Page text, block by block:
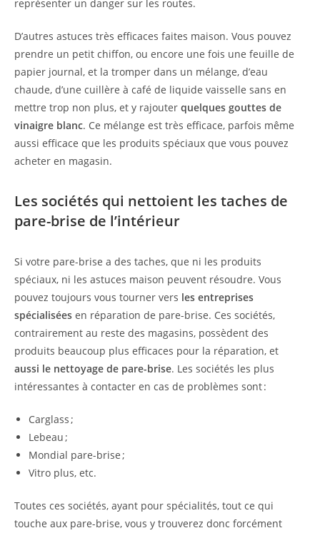
représenter un danger sur les routes.
D’autres astuces très efficaces faites maison. Vous pouvez
prendre un petit chiffon, ou encore une fois une feuille de
papier journal, et la tromper dans un mélange, d’eau
chaude, d’une cuillère à café de liquide vaisselle sans en
mettre trop non plus, et y rajouter quelques gouttes de
vinaigre blanc. Ce mélange est très efficace, parfois même
aussi efficace que les produits spéciaux que vous pouvez
acheter en magasin.
Les sociétés qui nettoient les taches de
pare-brise de l’intérieur
Si votre pare-brise a des taches, que ni les produits
spéciaux, ni les astuces maison peuvent résoudre. Vous
pouvez toujours vous tourner vers les entreprises
spécialisées en réparation de pare-brise. Ces sociétés,
contrairement au reste des magasins, possèdent des
produits beaucoup plus efficaces pour la réparation, et
aussi le nettoyage de pare-brise. Les sociétés les plus
intéressantes à contacter en cas de problèmes sont :
Carglass ;
Lebeau ;
Mondial pare-brise ;
Vitro plus, etc.
Toutes ces sociétés, ayant pour spécialités, tout ce qui
touche aux pare-brise, vous y trouverez donc forcément